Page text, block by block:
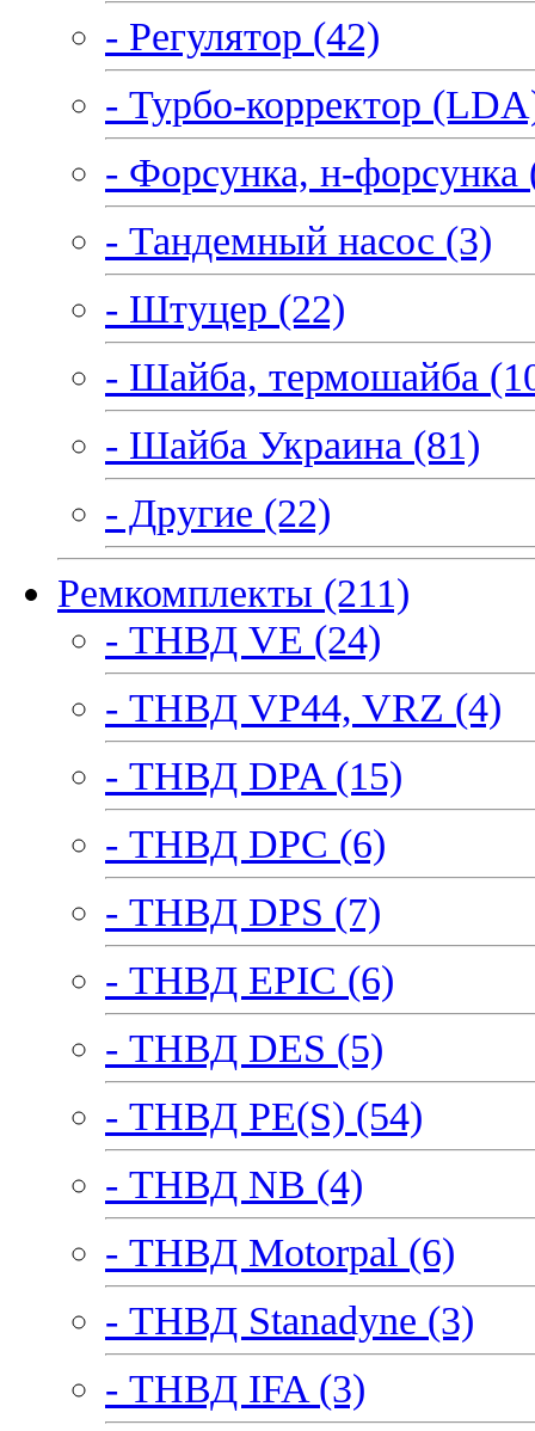
- Регулятор (42)
- Турбо-корректор
- Форсунка, н-форсунка
- Тандемный насос (3)
- Штуцер (22)
- Шайба, термошайба
- Шайба Украина (81)
- Другие (22)
Ремкомплекты (211)
- ТНВД VE (24)
- ТНВД VP44, VRZ (4)
- ТНВД DPA (15)
- ТНВД DPC (6)
- ТНВД DPS (7)
- ТНВД EPIC (6)
- ТНВД DES (5)
- ТНВД PE(S) (54)
- ТНВД NB (4)
- ТНВД Motorpal (6)
- ТНВД Stanadyne (3)
- ТНВД IFA (3)